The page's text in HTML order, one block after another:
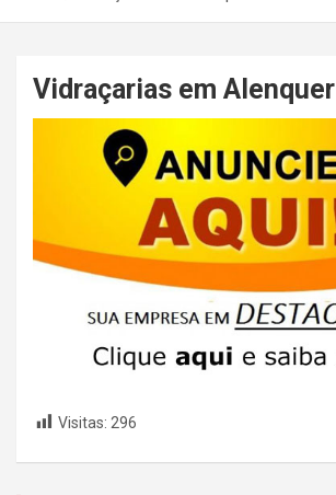
Vidraçarias em Alenquer
Visitas: 296